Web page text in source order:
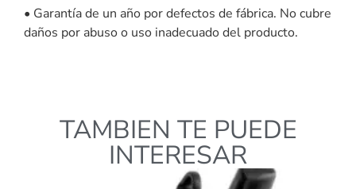
• Garantía de un año por defectos de fábrica. No cubre
daños por abuso o uso inadecuado del producto.
TAMBIEN TE PUEDE
INTERESAR